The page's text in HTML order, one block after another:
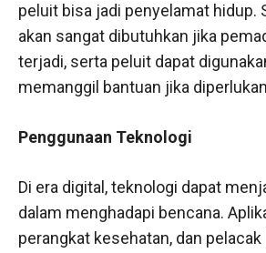
peluit bisa jadi penyelamat hidup.
akan sangat dibutuhkan jika
terjadi, serta peluit dapat
memanggil bantuan jika
Penggunaan Teknologi
Di era digital, teknologi dapat
dalam menghadapi bencana.
perangkat kesehatan, dan